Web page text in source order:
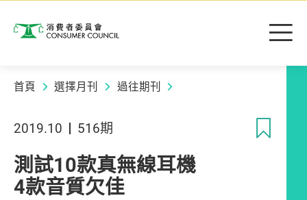
消費者委員會 目
首頁 選擇月刊 過往期刊
2019.10 516期
測試10款真無線耳機
4款音質欠佳